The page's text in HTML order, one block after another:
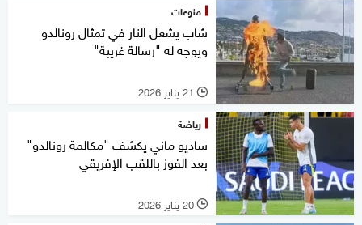
منوعات
شاب يشعل النار في تمثال رونالدو
ويوجه له "رسالة غريبة"
l 21 يناير 2026
رياضة
ساديو ماني يكشف "مكالمة رونالدو"
بعد الفوز باللقب الإفريقي
l 20 يناير 2026